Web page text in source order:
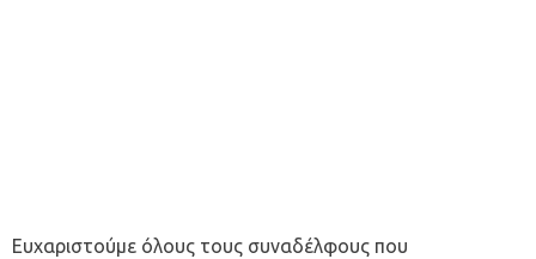
Ευχαριστούμε όλους τους συναδέλφους που